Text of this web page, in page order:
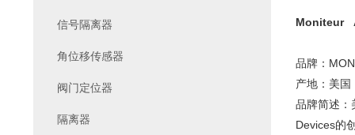
Moniteur
品牌：
产地：美国
品牌简述：
Devices的
信号隔离器
角位移传感器
阀门定位器
隔离器